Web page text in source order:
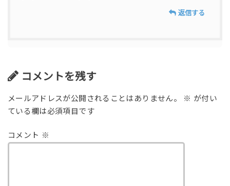
返信する
コメントを残す
メールアドレスが公開されることはありません。 ※ が付い
ている欄は必須項目です
コメント ※